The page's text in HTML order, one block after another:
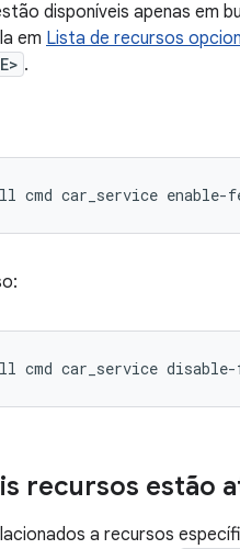
disponíveis apenas em
em Lista de recursos
.
recursos estão
a recursos